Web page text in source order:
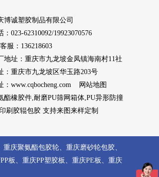
博诚塑胶制品有限公司
：023-62310092/19923070576
服：136218603
地址：重庆市九龙坡金凤镇海南村11社
：重庆市九龙坡区华玉路203号
： www.cqbocheng.com
网站地图
酯橡胶件,耐磨PU筛网箱体,PU异形防撞
刷胶辊包胶 支持来图来样定制
重庆聚氨酯包胶轮、 重庆磨砂轮包胶、
板、 重庆PP塑胶板 、 重庆PE板 、 重庆